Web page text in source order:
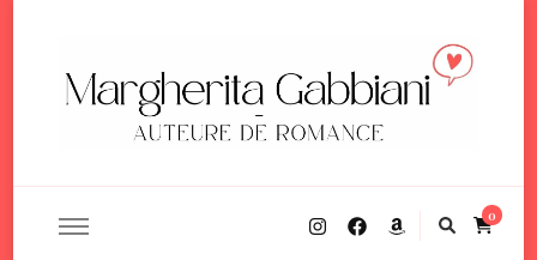
Margherita Gabbiani
0